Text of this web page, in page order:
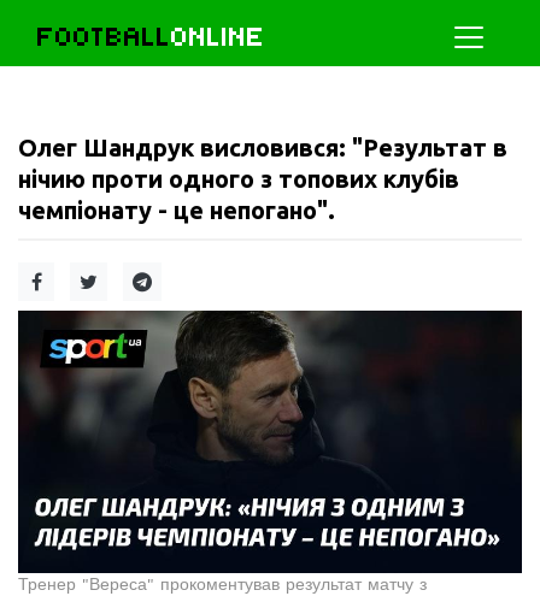
FOOTBALLONLINE
Олег Шандрук висловився: "Результат в
нічию проти одного з топових клубів
чемпіонату - це непогано".
Тренер "Вереса" прокоментував результат матчу з